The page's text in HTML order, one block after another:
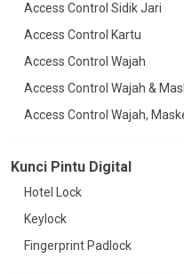
Access Control Sidik Jari
Access Control Kartu
Access Control Wajah
Access Control Wajah &
Access Control Wajah,
Kunci Pintu Digital
Hotel Lock
Keylock
Fingerprint Padlock